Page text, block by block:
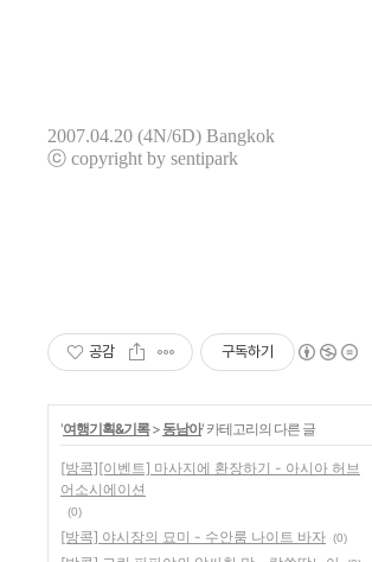
2007.04.20 (4N/6D) Bangkok
ⓒ copyright by sentipark
공감 구독하기
'여행기획&기록> 동남아' 카테고리의 다른 글
[방콕][이벤트] 마사지에 환장하기 - 아시아 허브
어소시에이션
(0)
[방콕] 야시장의 묘미 - 수안룸 나이트 바자 (0)